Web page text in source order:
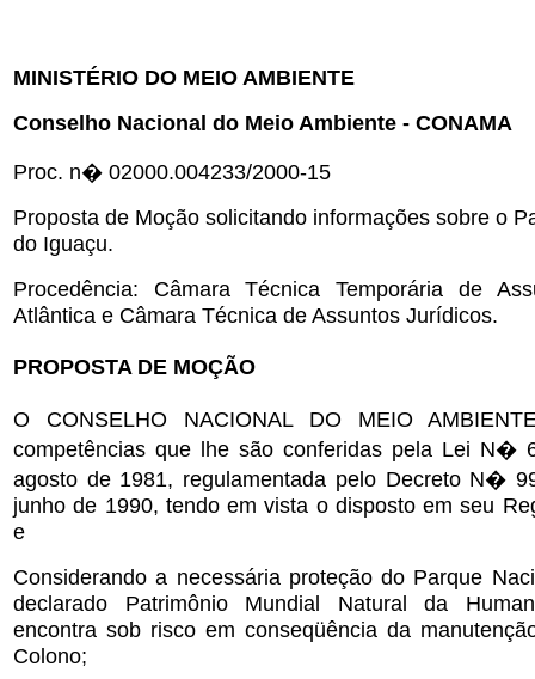
MINISTÉRIO DO MEIO AMBIENTE
Conselho Nacional do Meio Ambiente - CONAMA
Proc. n� 02000.004233/2000-15
Proposta de Moção solicitando informações sobre o
do Iguaçu.
Procedência: Câmara Técnica Temporária de
Atlântica e Câmara Técnica de Assuntos Jurídicos.
PROPOSTA DE MOÇÃO
O CONSELHO NACIONAL DO MEIO
competências que lhe são conferidas pela Lei N�
agosto de 1981, regulamentada pelo Decreto N�
junho de 1990, tendo em vista o disposto em seu
e
Considerando a necessária proteção do Parque
declarado Patrimônio Mundial Natural da
encontra sob risco em conseqüência da
Colono;